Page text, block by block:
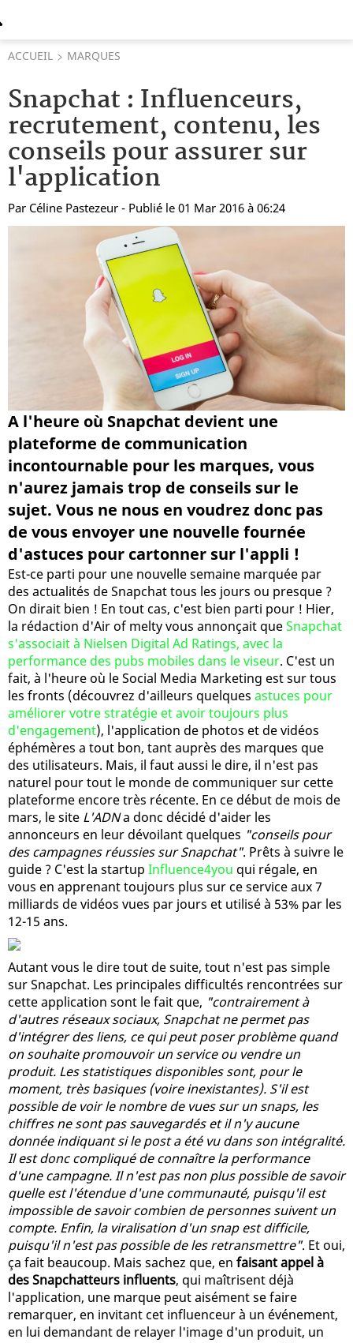
ACCUEIL MARQUES
Snapchat : Influenceurs,
recrutement, contenu, les
conseils pour assurer sur
l'application
Par Céline Pastezeur - Publié le 01 Mar 2016 à 06:24
A l'heure où Snapchat devient une
plateforme de communication
incontournable pour les marques, vous
n'aurez jamais trop de conseils sur le
sujet. Vous ne nous en voudrez donc pas
de vous envoyer une nouvelle fournée
d'astuces pour cartonner sur l'appli !
Est-ce parti pour une nouvelle semaine marquée par
des actualités de Snapchat tous les jours ou presque ?
On dirait bien ! En tout cas, c'est bien parti pour ! Hier,
la rédaction d'Air of melty vous annonçait queSnapchat
s'associait à Nielsen Digital Ad Ratings, avec la
performance des pubs mobiles dans le viseur. C'est un
fait, à l'heure où le Social Media Marketing est sur tous
les fronts (découvrez d'ailleurs quelques astuces pour
améliorer votre stratégie et avoir toujours plus
d'engagement), l'application de photos et de vidéos
éphémères a tout bon, tant auprès des marques que
des utilisateurs. Mais, il faut aussi le dire, il n'est pas
naturel pour tout le monde de communiquer sur cette
plateforme encore très récente. En ce début de mois de
mars, le site L'ADNa donc décidé d'aider les
annonceurs en leur dévoilant quelques "conseils pour
des campagnes réussies sur Snapchat". Prêts à suivre le
guide ? C'est la startup Influence4you qui régale, en
vous en apprenant toujours plus sur ce service aux 7
milliards de vidéos vues par jours et utilisé à 53% par les
12-15 ans.
Autant vous le dire tout de suite, tout n'est pas simple
sur Snapchat. Les principales difficultés rencontrées sur
cette application sont le fait que, "contrairement à
d'autres réseaux sociaux, Snapchat ne permet pas
d'intégrer des liens, ce qui peut poser problème quand
on souhaite promouvoir un service ou vendre un
produit. Les statistiques disponibles sont, pour le
moment, très basiques (voire inexistantes). S'il est
possible de voir le nombre de vues sur un snaps, les
chiffres ne sont pas sauvegardés et il n'y aucune
donnée indiquant si le post a été vu dans son intégralité.
Il est donc compliqué de connaître la performance
d'une campagne. Il n'est pas non plus possible de savoir
quelle est l'étendue d'une communauté, puisqu'il est
impossible de savoir combien de personnes suivent un
compte. Enfin, la viralisation d'un snap est difficile,
puisqu'il n'est pas possible de les retransmettre". Et oui,
ça fait beaucoup. Mais sachez que, en faisant appel à
des Snapchatteurs influents, qui maîtrisent déjà
l'application, une marque peut aisément se faire
remarquer, en invitant cet influenceur à un événement,
en lui demandant de relayer l'image d'un produit, un